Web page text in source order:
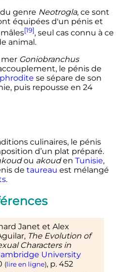
genre Neotrogla, ce sont
équipées d'un pénis et
[19], seul cas connu à ce
animal.
mer Goniobranchus
le pénis de
se sépare de son
puis repousse en 24
culinaires, le pénis
d’un plat préparé.
ou akouden Tunisie,
de taureau est mélangé
.
Janet et Alex
, The Evolution of
Characters in
University
(lire en ligne), p. 452